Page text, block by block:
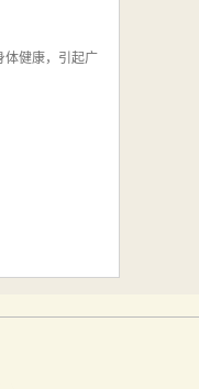
体健康，引起广